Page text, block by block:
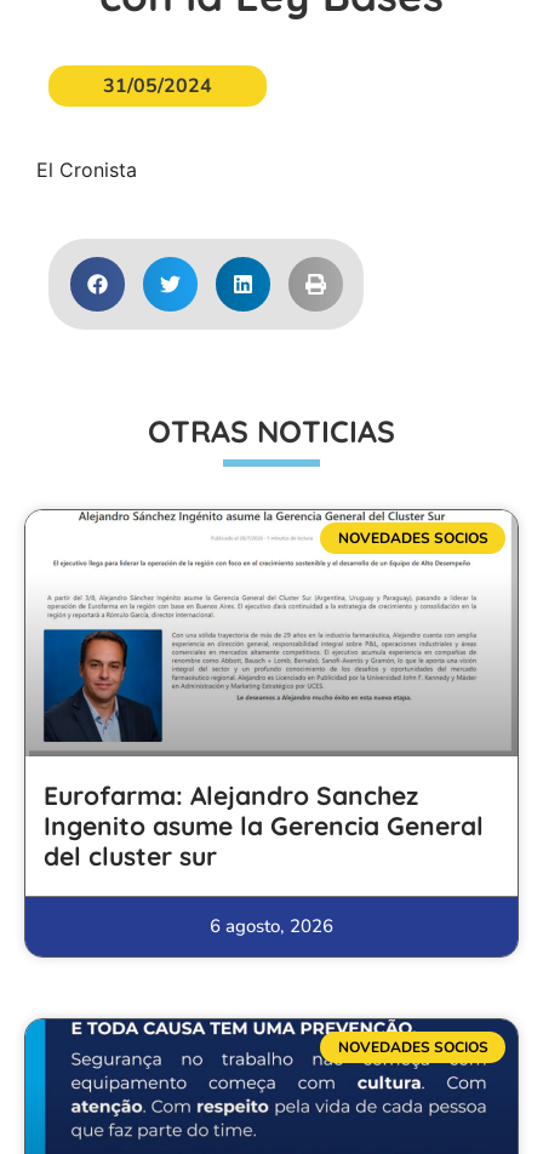
31/05/2024
El Cronista
OTRAS NOTICIAS
NOVEDADES SOCIOS
Eurofarma: Alejandro Sanchez
Ingenito asume la Gerencia General
del cluster sur
6 agosto, 2026
NOVEDADES SOCIOS